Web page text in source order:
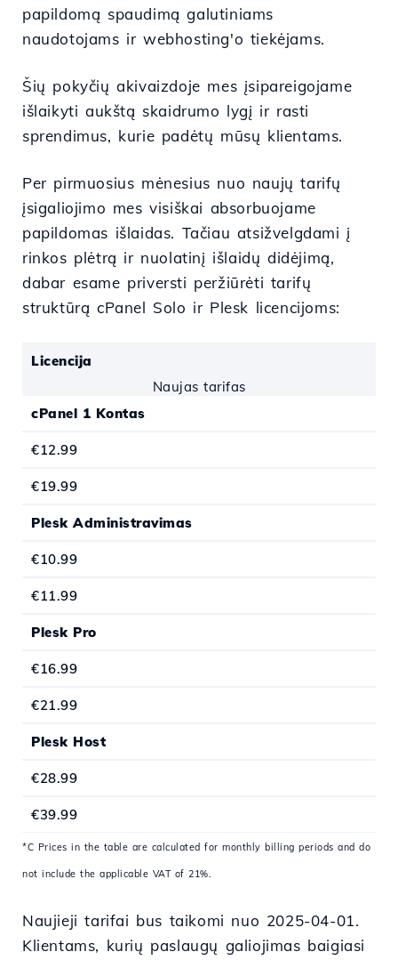
papildomą spaudimą galutiniams
naudotojams ir webhosting'o tiekėjams.
Šių pokyčių akivaizdoje mes įsipareigojame
išlaikyti aukštą skaidrumo lygį ir rasti
sprendimus, kurie padėtų mūsų klientams.
Per pirmuosius mėnesius nuo naujų tarifų
įsigaliojimo mes visiškai absorbuojame
papildomas išlaidas. Tačiau atsižvelgdami į
rinkos plėtrą ir nuolatinį išlaidų didėjimą,
dabar esame priversti peržiūrėti tarifų
struktūrą cPanel Solo ir Plesk licencijoms:
Licencija
Naujas tarifas
cPanel 1 Kontas
€12.99
€19.99
Plesk Administravimas
€10.99
€11.99
Plesk Pro
€16.99
€21.99
Plesk Host
€28.99
€39.99
*C Prices in the table are calculated for monthly billing periods and do
not include the applicable VAT of 21%.
Naujieji tarifai bus taikomi nuo 2025-04-01.
Klientams, kurių paslaugų galiojimas baigiasi